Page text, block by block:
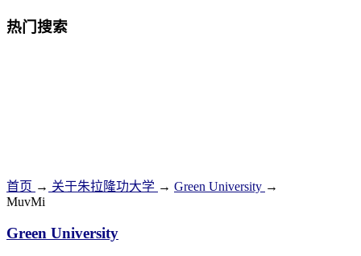
热门搜索
首页 → 关于朱拉隆功大学 → Green University →
MuvMi
Green University